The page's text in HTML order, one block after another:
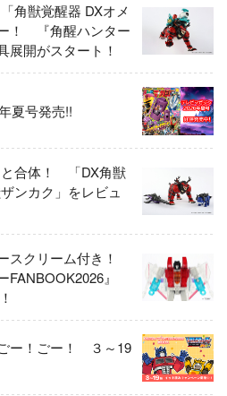
角獣覚醒器 DXオメ
！ 『角醒ハンター
展開がスタート！
夏号発売!!
と合体！ 「DX角獣
ンカク」をレビュ
スクリーム付き！
FANBOOK2026』
ー！ごー！ ３～19